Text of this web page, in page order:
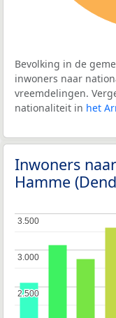
Bevolking in de
inwoners naar
vreemdelingen.
nationaliteit in het
Inwoners
Hamme
2.500
2.500
3.000
3.000
3.500
3.500